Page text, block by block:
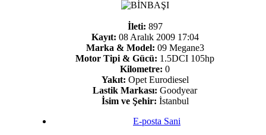
İleti: 897
Kayıt: 08 Aralık 2009 17:04
Marka & Model: 09 Megane3
Motor Tipi & Gücü: 1.5DCI 105hp
Kilometre: 0
Yakıt: Opet Eurodiesel
Lastik Markası: Goodyear
İsim ve Şehir: İstanbul
E-posta Sani